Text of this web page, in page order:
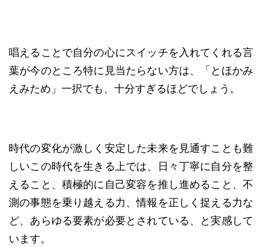
唱えることで自分の心にスイッチを入れてくれる言
葉が今のところ特に見当たらない方は、「とほかみ
えみため」一択でも、十分すぎるほどでしょう。
時代の変化が激しく安定した未来を見通すことも難
しいこの時代を生きる上では、日々丁寧に自分を整
えること、積極的に自己変容を推し進めること、不
測の事態を乗り越える力、情報を正しく捉える力な
ど、あらゆる要素が必要とされている、と実感して
います。